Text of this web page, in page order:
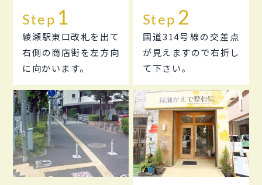
Step
綾瀬駅東口改札を出て
右側の商店街を左方向
に向かいます。
Step
国道314号線の交差点
が見えますので右折し
て下さい。